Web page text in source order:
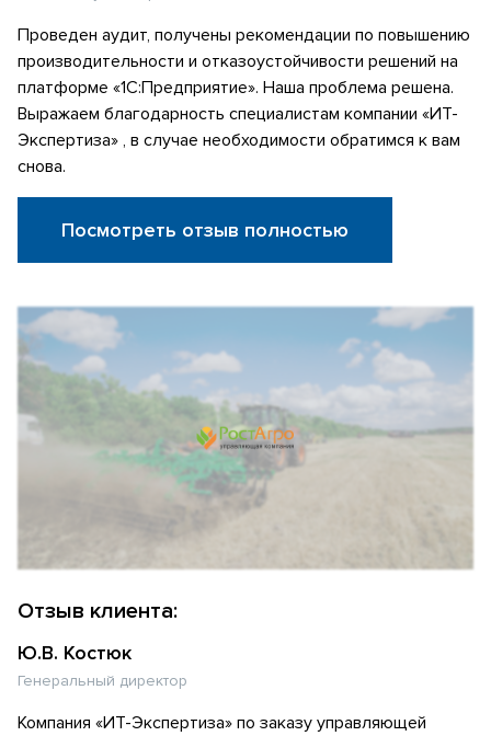
Проведен аудит, получены рекомендации по повышению
производительности и отказоустойчивости решений на
платформе «1С:Предприятие». Наша проблема решена.
Выражаем благодарность специалистам компании «ИТ-
Экспертиза» , в случае необходимости обратимся к вам
снова.
Посмотреть отзыв полностью
Отзыв клиента:
Ю.В. Костюк
Генеральный директор
Компания «ИТ-Экспертиза» по заказу управляющей